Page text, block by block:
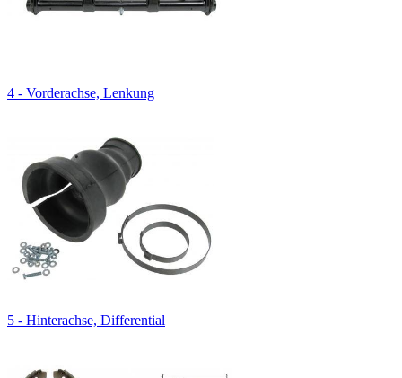
4 - Vorderachse, Lenkung
5 - Hinterachse, Differential